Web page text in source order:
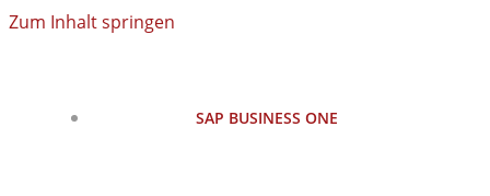
Zum Inhalt springen
SAP BUSINESS ONE